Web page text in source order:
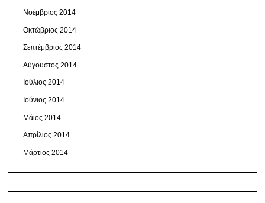
Νοέμβριος 2014
Οκτώβριος 2014
Σεπτέμβριος 2014
Αύγουστος 2014
Ιούλιος 2014
Ιούνιος 2014
Μάιος 2014
Απρίλιος 2014
Μάρτιος 2014